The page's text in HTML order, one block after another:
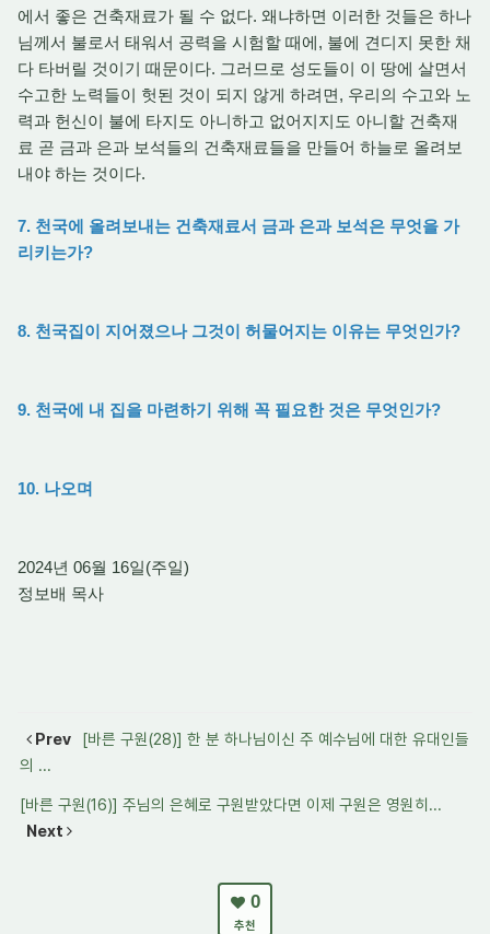
에서 좋은 건축재료가 될 수 없다. 왜냐하면 이러한 것들은 하나
님께서 불로서 태워서 공력을 시험할 때에, 불에 견디지 못한 채
다 타버릴 것이기 때문이다. 그러므로 성도들이 이 땅에 살면서
수고한 노력들이 헛된 것이 되지 않게 하려면, 우리의 수고와 노
력과 헌신이 불에 타지도 아니하고 없어지지도 아니할 건축재
료 곧 금과 은과 보석들의 건축재료들을 만들어 하늘로 올려보
내야 하는 것이다.
7. 천국에 올려보내는 건축재료서 금과 은과 보석은 무엇을 가
리키는가?
8. 천국집이 지어졌으나 그것이 허물어지는 이유는 무엇인가?
9. 천국에 내 집을 마련하기 위해 꼭 필요한 것은 무엇인가?
10. 나오며
2024년 06월 16일(주일)
정보배 목사
Prev
[바른 구원(28)] 한 분 하나님이신 주 예수님에 대한 유대인들
의 ...
[바른 구원(16)] 주님의 은혜로 구원받았다면 이제 구원은 영원히...
Next
0
추천